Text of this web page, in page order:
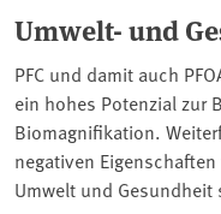
Umwelt- und
PFC und damit auch
ein hohes Potenzial zur
Biomagnifikation.
negativen
Umwelt und